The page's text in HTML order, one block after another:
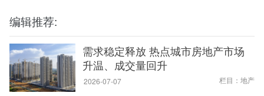
编辑推荐:
需求稳定释放 热点城市房地产市场
升温、成交量回升
2026-07-07 栏目：地产